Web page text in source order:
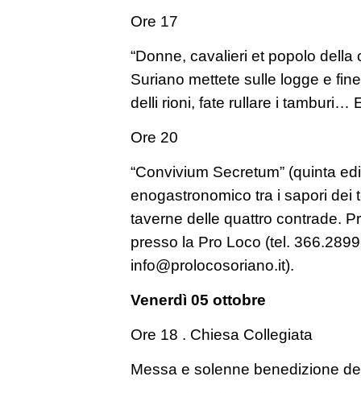
Ore 17
“Donne, cavalieri et popolo
Suriano mettete sulle logge e
delli rioni, fate rullare i tamburi…
Ore 20
“Convivium Secretum” (quinta
enogastronomico tra i sapori
taverne delle quattro contrade.
presso la Pro Loco (tel.
info@prolocosoriano.it).
Venerdì 05 ottobre
Ore 18 . Chiesa Collegiata
Messa e solenne benedizione